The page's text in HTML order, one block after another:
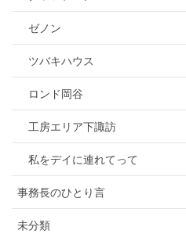
ゼノン
ツバキハウス
ロンド岡谷
工房エリア下諏訪
私をデイに連れてって
事務長のひとり言
未分類